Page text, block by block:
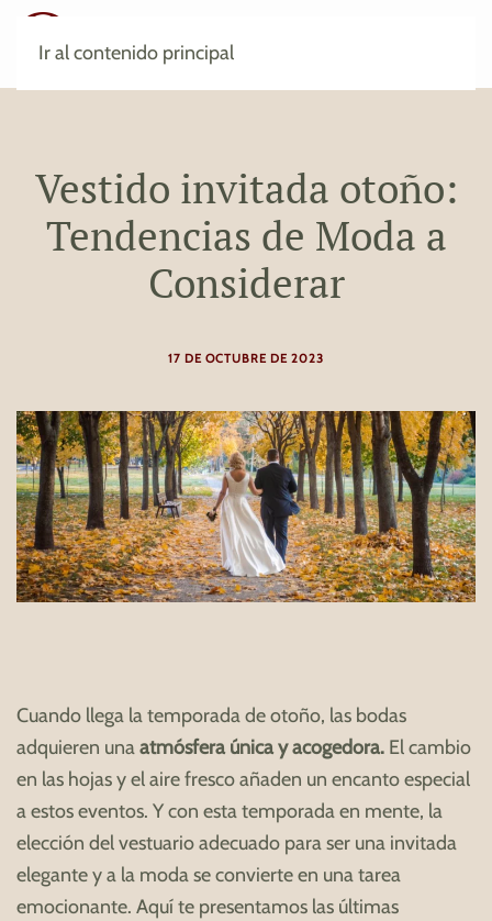
Ir al contenido principal
Vestido invitada otoño:
Tendencias de Moda a
Considerar
17 DE OCTUBRE DE 2023
Cuando llega la temporada de otoño, las bodas
adquieren unaatmósfera única y acogedora. El cambio
en las hojas y el aire fresco añaden un encanto especial
a estos eventos. Y con esta temporada en mente, la
elección del vestuario adecuado para ser una invitada
elegante y a la moda se convierte en una tarea
emocionante. Aquí te presentamos las últimas